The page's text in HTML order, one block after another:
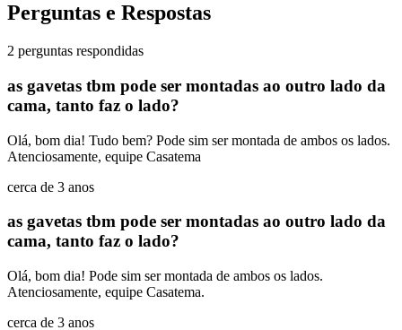
Perguntas e Respostas
2 perguntas respondidas
as gavetas tbm pode ser montadas ao outro lado da
cama, tanto faz o lado?
Olá, bom dia! Tudo bem? Pode sim ser montada de ambos os lados.
Atenciosamente, equipe Casatema
cerca de 3 anos
as gavetas tbm pode ser montadas ao outro lado da
cama, tanto faz o lado?
Olá, bom dia! Pode sim ser montada de ambos os lados.
Atenciosamente, equipe Casatema.
cerca de 3 anos